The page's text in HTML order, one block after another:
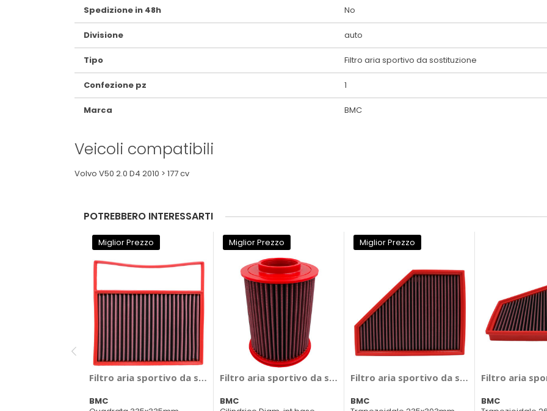
Spedizione in 48h No
Divisione auto
Tipo Filtro aria sportivo da sostituzione
Confezione pz 1
Marca BMC
Veicoli compatibili
Volvo V50 2.0 D4 2010 > 177 cv
POTREBBERO INTERESSARTI
Miglior Prezzo
Filtro aria sportivo da sostituzione FB01235 - BMC Jetour Free, Traveler
BMC
Miglior Prezzo
Filtro aria sportivo da sostituzione FB559/08 - BMC Ford C-Max, Focus,
BMC
Miglior Prezzo
Filtro aria sportivo da sostituzione FB479/
BMC
Filtro aria
BMC